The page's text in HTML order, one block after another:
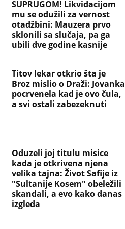
SUPRUGOM! Likvidacijom
mu se odužili za vernost
otadžbini: Mauzera prvo
sklonili sa slučaja, pa ga
ubili dve godine kasnije
Titov lekar otkrio šta je
Broz mislio o Draži: Jovanka
pocrvenela kad je ovo čula,
a svi ostali zabezeknuti
Oduzeli joj titulu misice
kada je otkrivena njena
velika tajna: Život Safije iz
"Sultanije Kosem" obeležili
skandali, a evo kako danas
izgleda